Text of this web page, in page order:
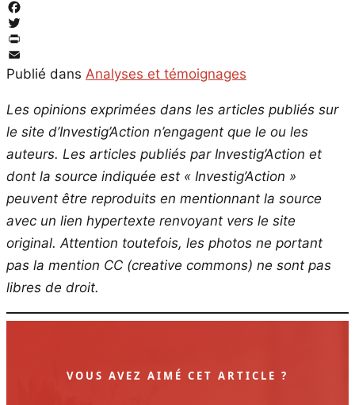
Facebook
Twitter
PrintFriendly
Email
Publié dans Analyses et témoignages
Les opinions exprimées dans les articles publiés sur
le site d’Investig’Action n’engagent que le ou les
auteurs. Les articles publiés par Investig’Action et
dont la source indiquée est « Investig’Action »
peuvent être reproduits en mentionnant la source
avec un lien hypertexte renvoyant vers le site
original. Attention toutefois, les photos ne portant
pas la mention CC (creative commons) ne sont pas
libres de droit.
VOUS AVEZ AIMÉ CET ARTICLE ?